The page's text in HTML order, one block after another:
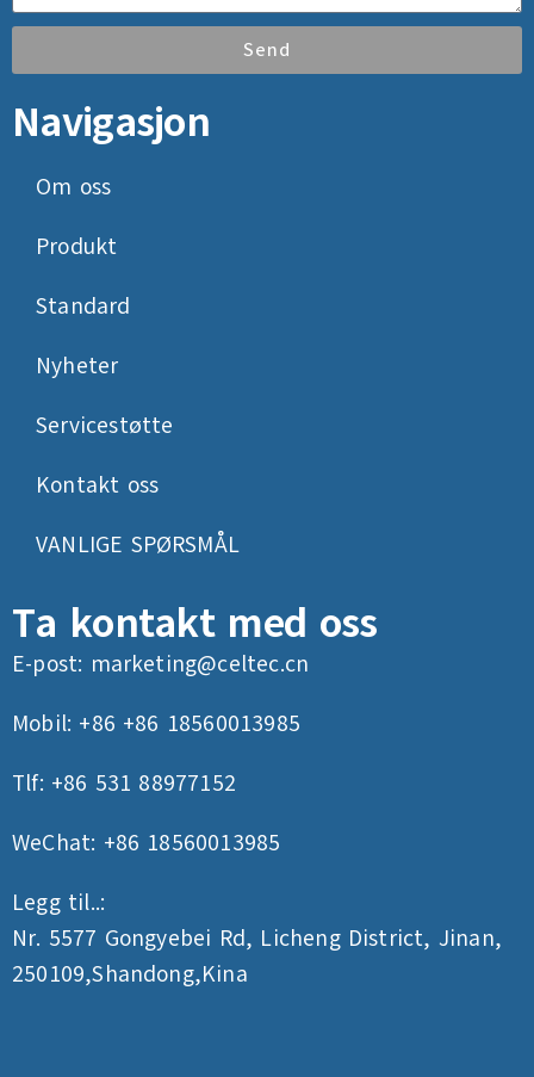
Send
Navigasjon
Om oss
Produkt
Standard
Nyheter
Servicestøtte
Kontakt oss
VANLIGE SPØRSMÅL
Ta kontakt med oss
E-post: marketing@celtec.cn
Mobil: +86 +86 18560013985
Tlf: +86 531 88977152
WeChat: +86 18560013985
Legg til..:
Nr. 5577 Gongyebei Rd, Licheng District, Jinan,
250109,Shandong,Kina